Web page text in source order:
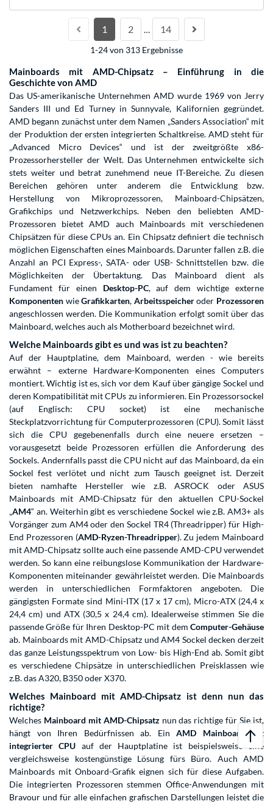
1 2 … 14
1-24 von 313 Ergebnisse
Mainboards mit AMD-Chipsatz – Einführung in die
Geschichte von AMD
Das US-amerikanische Unternehmen AMD wurde 1969 von Jerry
Sanders III und Ed Turney in Sunnyvale, Kalifornien gegründet.
AMD begann zunächst unter dem Namen „Sanders Association“ mit
der Produktion der ersten integrierten Schaltkreise. AMD steht für
„Advanced Micro Devices“ und ist der zweitgrößte x86-
Prozessorhersteller der Welt. Das Unternehmen entwickelte sich
stets weiter und betrat zunehmend neue IT-Bereiche. Zu diesen
Bereichen gehören unter anderem die Entwicklung bzw.
Herstellung von Mikroprozessoren, Mainboard-Chipsätzen,
Grafikchips und Netzwerkchips. Neben den beliebten AMD-
Prozessoren bietet AMD auch Mainboards mit verschiedenen
Chipsätzen für diese CPUs an. Ein Chipsatz definiert die technisch
möglichen Eigenschaften eines Mainboards. Darunter fallen z.B. die
Anzahl an PCI Express-, SATA- oder USB- Schnittstellen bzw. die
Möglichkeiten der Übertaktung. Das Mainboard dient als
Fundament für einen Desktop-PC, auf dem wichtige externe
Komponenten wieGrafikkarten, Arbeitsspeicheroder Prozessoren
angeschlossen werden. Die Kommunikation erfolgt somit über das
Mainboard, welches auch als Motherboard bezeichnet wird.
Welche Mainboards gibt es und was ist zu beachten?
Auf der Hauptplatine, dem Mainboard, werden - wie bereits
erwähnt – externe Hardware-Komponenten eines Computers
montiert. Wichtig ist es, sich vor dem Kauf über gängige Sockel und
deren Kompatibilität mit CPUs zu informieren. Ein Prozessorsockel
(auf Englisch: CPU socket) ist eine mechanische
Steckplatzvorrichtung für Computerprozessoren (CPU). Somit lässt
sich die CPU gegebenenfalls durch eine neuere ersetzen –
vorausgesetzt beide Prozessoren erfüllen die Anforderung des
Sockels. Andernfalls passt die CPU nicht auf das Mainboard, da ein
Sockel fest verlötet und nicht zum Tausch geeignet ist. Derzeit
bieten namhafte Hersteller wie z.B. ASROCK oder ASUS
Mainboards mit AMD-Chipsatz für den aktuellen CPU-Sockel
„AM4“ an. Weiterhin gibt es verschiedene Sockel wie z.B. AM3+ als
Vorgänger zum AM4 oder den Sockel TR4 (Threadripper) für High-
End Prozessoren (AMD-Ryzen-Threadripper). Zu jedem Mainboard
mit AMD-Chipsatz sollte auch eine passende AMD-CPU verwendet
werden. So kann eine reibungslose Kommunikation der Hardware-
Komponenten miteinander gewährleistet werden. Die Mainboards
werden in unterschiedlichen Formfaktoren angeboten. Die
gängigsten Formate sind Mini-ITX (17 x 17 cm), Micro-ATX (24,4 x
24,4 cm) und ATX (30,5 x 24,4 cm). Idealerweise stimmen Sie die
passende Größe für Ihren Desktop-PC mit dem Computer-Gehäuse
ab. Mainboards mit AMD-Chipsatz und AM4 Sockel decken derzeit
das ganze Leistungsspektrum von Low- bis High-End ab. Somit gibt
es verschiedene Chipsätze in unterschiedlichen Preisklassen wie
z.B. das A320, B350 oder X370.
Welches Mainboard mit AMD-Chipsatz ist denn nun das
richtige?
Welches Mainboard mit AMD-Chipsatznun das richtige für Sie ist,
hängt von Ihren Bedürfnissen ab. Ein AMD Mainboard mit
integrierter CPU auf der Hauptplatine ist beispielsweise eine
vergleichsweise kostengünstige Lösung fürs Büro. Auch AMD
Mainboards mit Onboard-Grafik eignen sich für diese Aufgaben.
Die integrierten Prozessoren stemmen Office-Anwendungen mit
Bravour und für alle einfachen grafischen Darstellungen leistet die